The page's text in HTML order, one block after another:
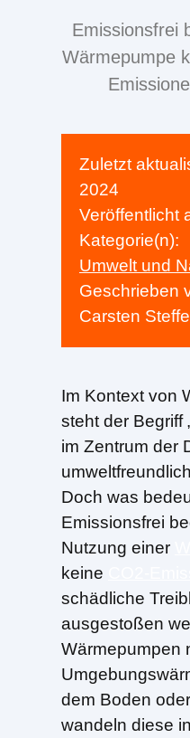
Emissionsfrei
Wärmepumpe
Zuletzt
2024
Veröffentlicht
Kategorie(n):
Umwelt und
Geschrieben
Carsten
Im Kontext von
steht der Begriff
im Zentrum der
Doch was
Emissionsfrei
Nutzung einer
keine
schädliche
ausgestoßen
Wärmepumpen
dem Boden
wandeln diese